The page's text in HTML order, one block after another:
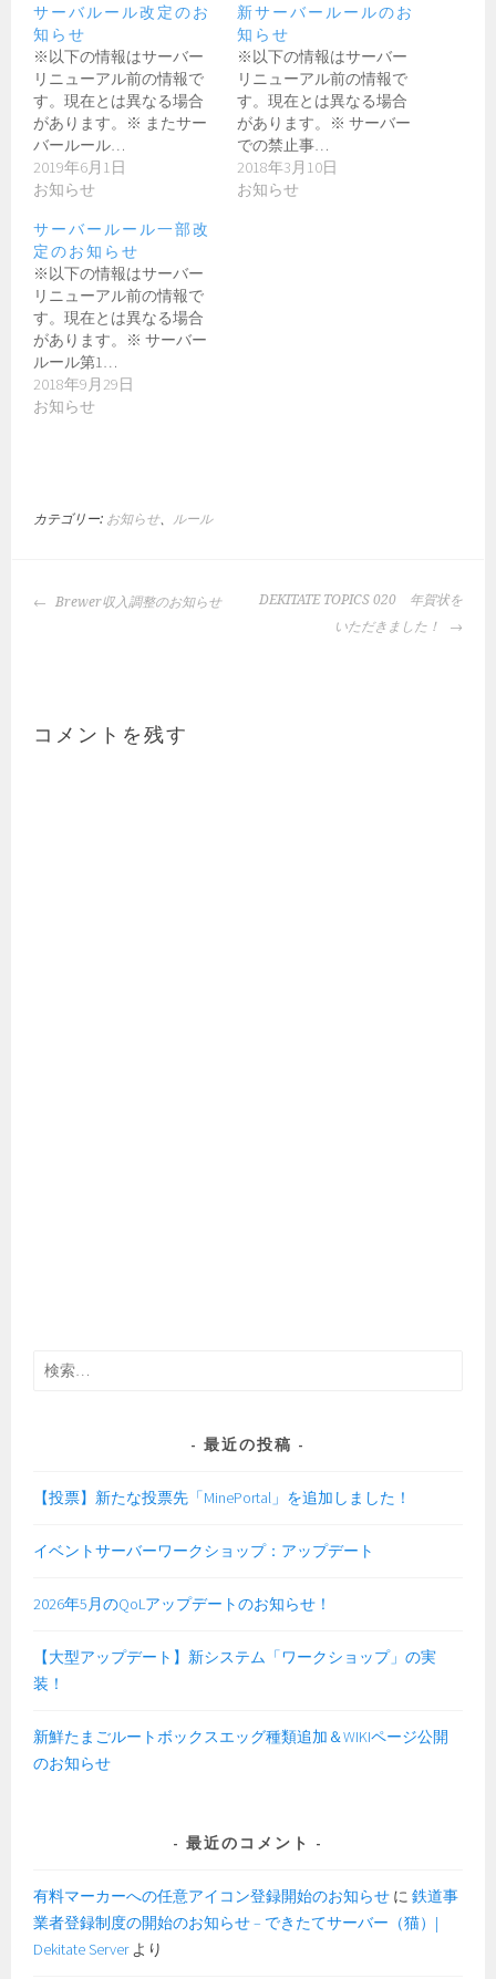
サーバルール改定のお
知らせ
※以下の情報はサーバー
リニューアル前の情報で
す。現在とは異なる場合
があります。※ またサー
バールール…
2019年6月1日
お知らせ
新サーバールールのお
知らせ
※以下の情報はサーバー
リニューアル前の情報で
す。現在とは異なる場合
があります。※ サーバー
での禁止事…
2018年3月10日
お知らせ
サーバールール一部改
定のお知らせ
※以下の情報はサーバー
リニューアル前の情報で
す。現在とは異なる場合
があります。※ サーバー
ルール第1…
2018年9月29日
お知らせ
カテゴリー: お知らせ、 ルール
投
ー
Brewer収入調整のお知らせ
DEKITATE TOPICS 020 年賀状を
いただきました！
コメントを残す
検
最近の投稿
【投票】新たな投票先「MinePortal」を追加しました！
イベントサーバーワークショップ：アップデート
2026年5月のQoLアップデートのお知らせ！
【大型アップデート】新システム「ワークショップ」の実
装！
新鮮たまごルートボックスエッグ種類追加＆WIKIページ公開
のお知らせ
最近のコメント
有料マーカーへの任意アイコン登録開始のお知らせ に鉄道事
業者登録制度の開始のお知らせ – できたてサーバー（猫）|
Dekitate Serverより